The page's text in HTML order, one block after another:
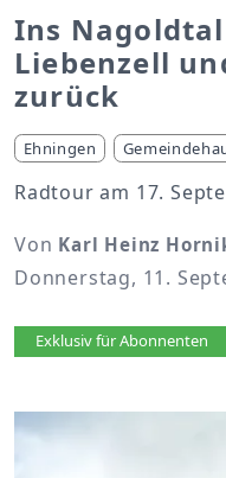
Ins
Liebenzell
zurück
Ehningen
Radtour am 17.
Von Karl Heinz
Donnerstag, 11.
Artikel vorlesen
Exklusiv für Abonnenten